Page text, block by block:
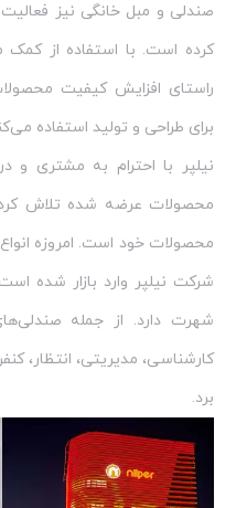
صندلی و مبل خانگی نیز
کرده است. با استفاده از
راستای افزایش کیفیت
برای طراحی و تولید استفاده
نیلپر با احترام به مشتری و
محصولات عرضه شده تلاش
محصولات خود است. امروزه
شرکت نیلپر وارد بازار شده
شهرت دارد. از جمله
کارشناسی، مدیریتی، انتظار،
برد.